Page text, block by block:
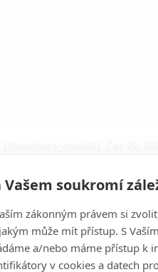
kterým postavám se
sama hledala. Halfdan
ještě nedokončily své
která se tam odehrála,
dlouho. Byla to těžká
Vašem soukromí
zákonným právem si
může mít přístup. S
a/nebo máme přístup k
v cookies a datech